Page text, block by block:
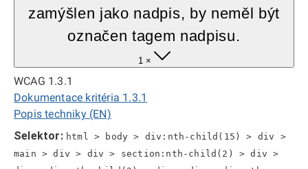
zamýšlen jako nadpis, by neměl být
označen tagem nadpisu.
1 ×
WCAG 1.3.1
Dokumentace kritéria 1.3.1
Popis techniky (EN)
Selektor: html > body > div:nth-child(15) > div >
main > div > div > section:nth-child(2) > div >